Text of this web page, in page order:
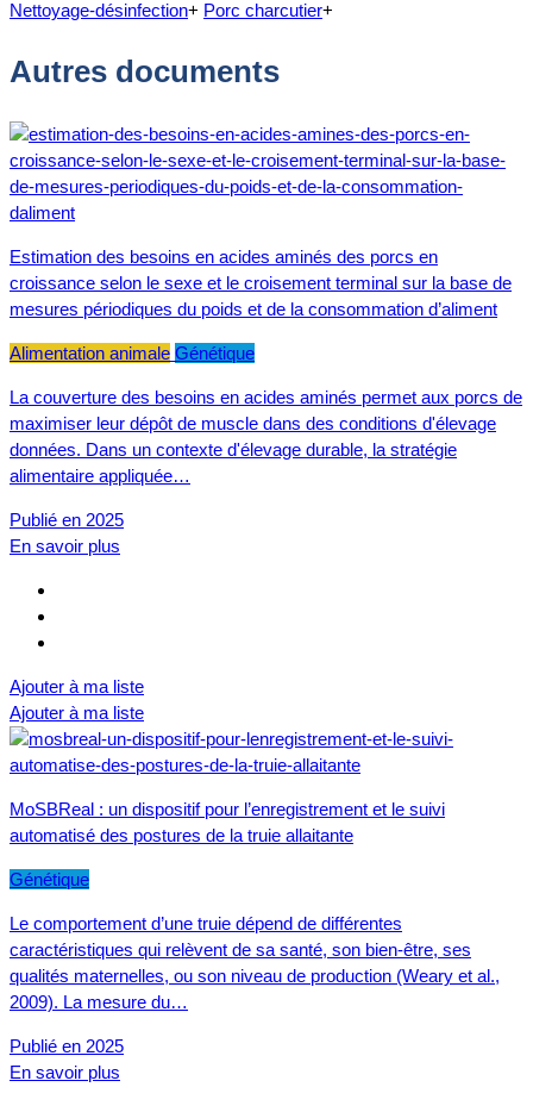
Nettoyage-désinfection+ Porc charcutier+
Autres documents
Estimation des besoins en acides aminés des porcs en
croissance selon le sexe et le croisement terminal sur la base de
mesures périodiques du poids et de la consommation d’aliment
Alimentation animale Génétique
La couverture des besoins en acides aminés permet aux porcs de
maximiser leur dépôt de muscle dans des conditions d'élevage
données. Dans un contexte d'élevage durable, la stratégie
alimentaire appliquée…
Publié en 2025
En savoir plus
Ajouter à ma liste
Ajouter à ma liste
MoSBReal : un dispositif pour l’enregistrement et le suivi
automatisé des postures de la truie allaitante
Génétique
Le comportement d’une truie dépend de différentes
caractéristiques qui relèvent de sa santé, son bien-être, ses
qualités maternelles, ou son niveau de production (Weary et al.,
2009). La mesure du…
Publié en 2025
En savoir plus